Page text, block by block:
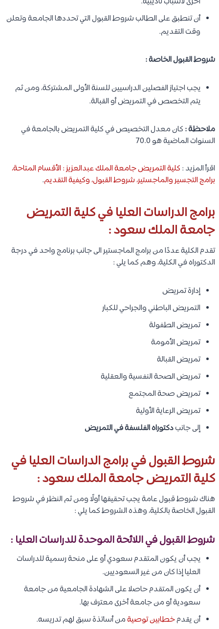
أن تنطبق على الطالب شروط القبول التي تحددها الجامعة وتعلن
وقت التقديم.
شروط القبول الخاصة :
يجب اجتياز الفصلين الدراسيين للسنة الأولى المشتركة، ومن ثم
يتم التخصص في التمريض أو القبالة.
ملاحظة : كان معدل التخصيص في كلية التمريض بالجامعة في
السنوات الماضية هو 70.0
اقرأ المزيد : كلية التمريض جامعة الملك عبدالعزيز : الأقسام المتاحة،
برامج التجسير والماجستير، شروط القبول، وكيفية التقديم.
برامج الدراسات العليا في كلية التمريض
جامعة الملك سعود :
تقدم الكلية عددًا من برامج الماجستير الى جانب برنامج واحد في درجة
الدكتوراه في الكلية، وهم كما يلي :
إدارة تمريض
التمريض الباطني والجراحي للكبار
تمريض الطفولة
تمريض الأمومة
تمريض القبالة
تمريض الصحة النفسية والعقلية
تمريض صحة المجتمع
تمريض الرعاية الأولية
إلى جانبدكتوراه الفلسفة في التمريض
شروط القبول في برامج الدراسات العليا في
كلية التمريض جامعة الملك سعود :
هناك شروط قبول عامة يجب تحقيقها أولًا ومن ثم النظر في شروط
القبول الخاصة بالكلية، وهذه الشروط كما يلي :
شروط القبول في اللائحة الموحدة للدراسات العليا :
يجب أن يكون المتقدم سعودي أو على منحة رسمية للدراسات
العليا إذا كان من غير السعوديين.
أن يكون المتقدم حاصلا على الشهادة الجامعية من جامعة
سعودية أو من جامعة أخرى معترف بها.
أن يقدمخطابين توصيةمن أساتذة سبق لهم تدريسه.